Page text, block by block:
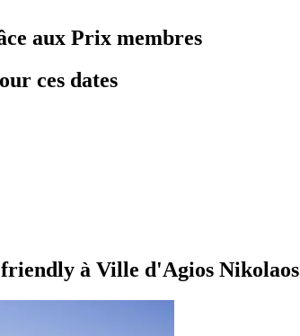
aux Prix membres
ces dates
à Ville d'Agios Nikolaos